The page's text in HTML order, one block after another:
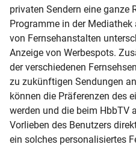
privaten Sendern eine ganze
Programme in der Mediathek
von Fernsehanstalten
Anzeige von Werbespots.
der verschiedenen
zu zukünftigen Sendungen
können die Präferenzen des
werden und die beim HbbTV
Vorlieben des Benutzers
ein solches personalisiertes